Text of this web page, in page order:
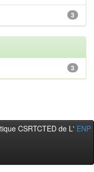
3
3
CSRTCTED de L' ENP